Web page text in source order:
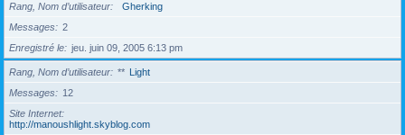
Rang, Nom d’utilisateur
Gherking
Messages
2
Enregistré le
jeu. juin 09, 2005 6:13 pm
Rang, Nom d’utilisateur ** Light
Messages
12
Site Internet
http://manoushlight.skyblog.com